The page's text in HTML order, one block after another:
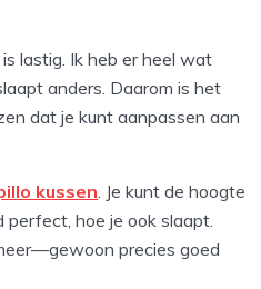
lastig. Ik heb er heel wat
anders. Daarom is het
dat je kunt aanpassen aan
kussen. Je kunt de hoogte
hoe je ook slaapt.
precies goed